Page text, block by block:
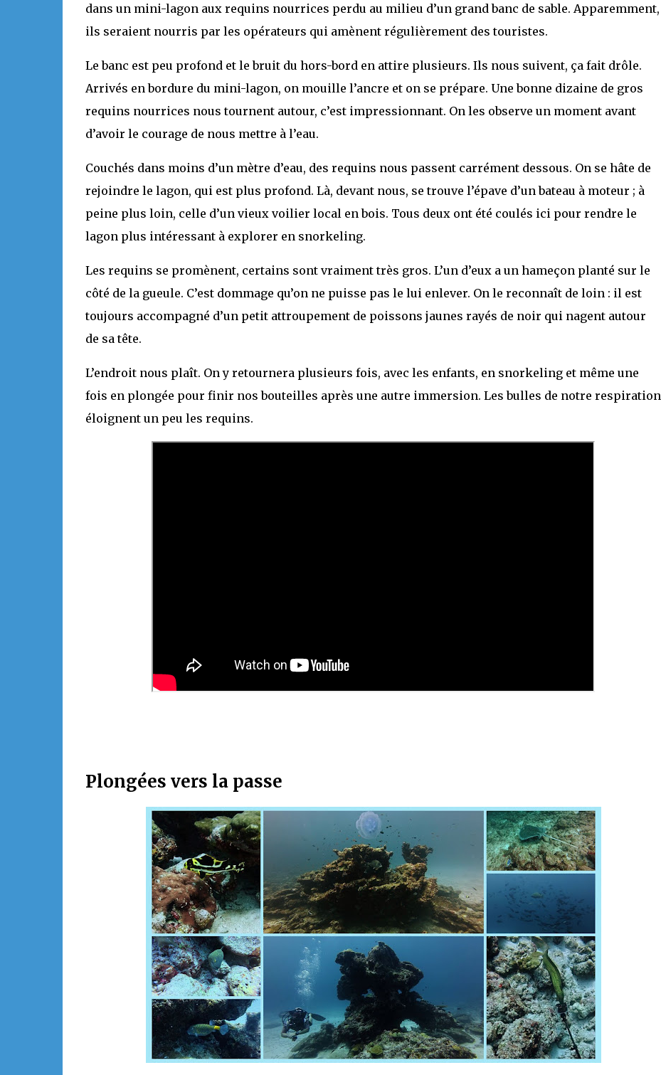
dans un mini-lagon aux requins nourrices perdu au milieu d’un grand banc de sable. Apparemment,
ils seraient nourris par les opérateurs qui amènent régulièrement des touristes.
Le banc est peu profond et le bruit du hors-bord en attire plusieurs. Ils nous suivent, ça fait drôle.
Arrivés en bordure du mini-lagon, on mouille l’ancre et on se prépare. Une bonne dizaine de gros
requins nourrices nous tournent autour, c’est impressionnant. On les observe un moment avant
d’avoir le courage de nous mettre à l’eau.
Couchés dans moins d’un mètre d’eau, des requins nous passent carrément dessous. On se hâte de
rejoindre le lagon, qui est plus profond. Là, devant nous, se trouve l’épave d’un bateau à moteur ; à
peine plus loin, celle d’un vieux voilier local en bois. Tous deux ont été coulés ici pour rendre le
lagon plus intéressant à explorer en snorkeling.
Les requins se promènent, certains sont vraiment très gros. L’un d’eux a un hameçon planté sur le
côté de la gueule. C’est dommage qu’on ne puisse pas le lui enlever. On le reconnaît de loin : il est
toujours accompagné d’un petit attroupement de poissons jaunes rayés de noir qui nagent autour
de sa tête.
L’endroit nous plaît. On y retournera plusieurs fois, avec les enfants, en snorkeling et même une
fois en plongée pour finir nos bouteilles après une autre immersion. Les bulles de notre respiration
éloignent un peu les requins.
Plongées vers la passe